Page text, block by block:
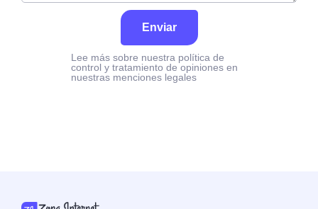
Enviar
Lee más sobre nuestra política de
control y tratamiento de opiniones en
nuestras menciones legales